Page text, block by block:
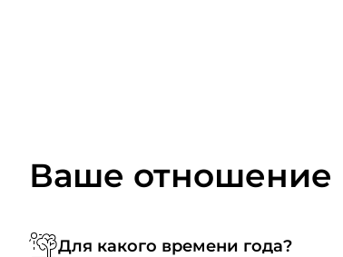
Ваше отношение
Для какого времени года?